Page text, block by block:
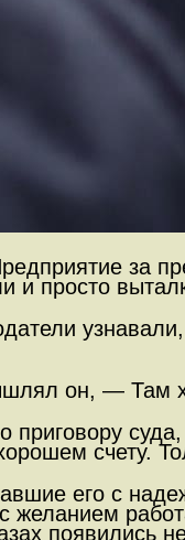
за
и просто
он, — Там
приговору
счету.
его с
желанием
появились